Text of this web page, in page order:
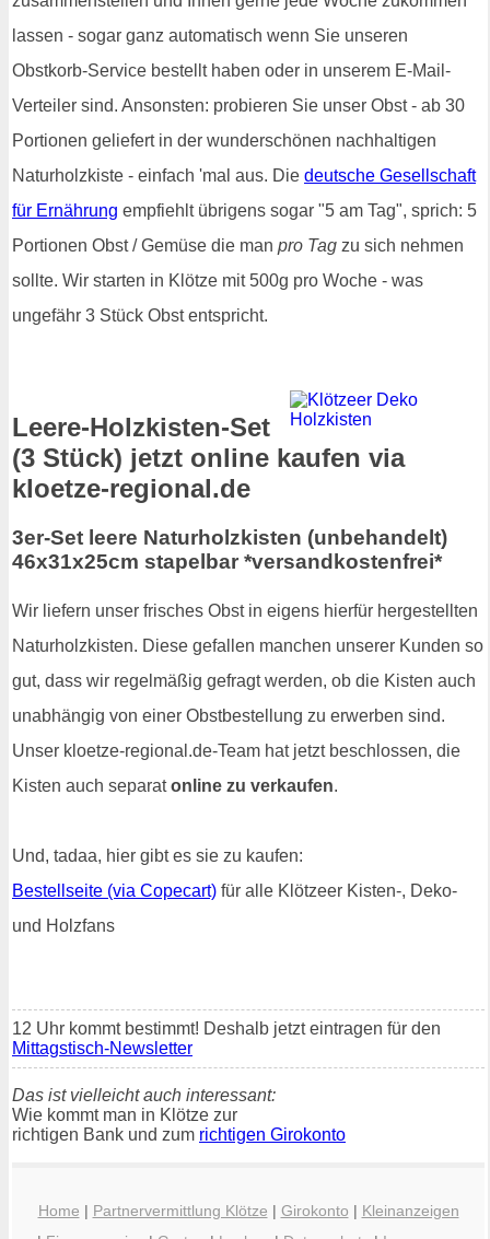
lassen - sogar ganz automatisch wenn Sie unseren
Obstkorb-Service bestellt haben oder in unserem E-Mail-
Verteiler sind. Ansonsten: probieren Sie unser Obst - ab 30
Portionen geliefert in der wunderschönen nachhaltigen
Naturholzkiste - einfach 'mal aus. Die deutsche Gesellschaft
für Ernährung empfiehlt übrigens sogar "5 am Tag", sprich: 5
Portionen Obst / Gemüse die man pro Tag zu sich nehmen
sollte. Wir starten in Klötze mit 500g pro Woche - was
ungefähr 3 Stück Obst entspricht.
Leere-Holzkisten-Set
(3 Stück) jetzt online kaufen via
kloetze-regional.de
3er-Set leere Naturholzkisten (unbehandelt)
46x31x25cm stapelbar *versandkostenfrei*
Wir liefern unser frisches Obst in eigens hierfür hergestellten
Naturholzkisten. Diese gefallen manchen unserer Kunden so
gut, dass wir regelmäßig gefragt werden, ob die Kisten auch
unabhängig von einer Obstbestellung zu erwerben sind.
Unser kloetze-regional.de-Team hat jetzt beschlossen, die
Kisten auch separatonline zu verkaufen.
Und, tadaa, hier gibt es sie zu kaufen:
Bestellseite (via Copecart) für alle Klötzeer Kisten-, Deko-
und Holzfans
12 Uhr kommt bestimmt! Deshalb jetzt eintragen für den
Mittagstisch-Newsletter
Das ist vielleicht auch interessant:
Wie kommt man in Klötze zur
richtigen Bank und zum richtigen Girokonto
Home | Partnervermittlung Klötze | Girokonto | Kleinanzeigen